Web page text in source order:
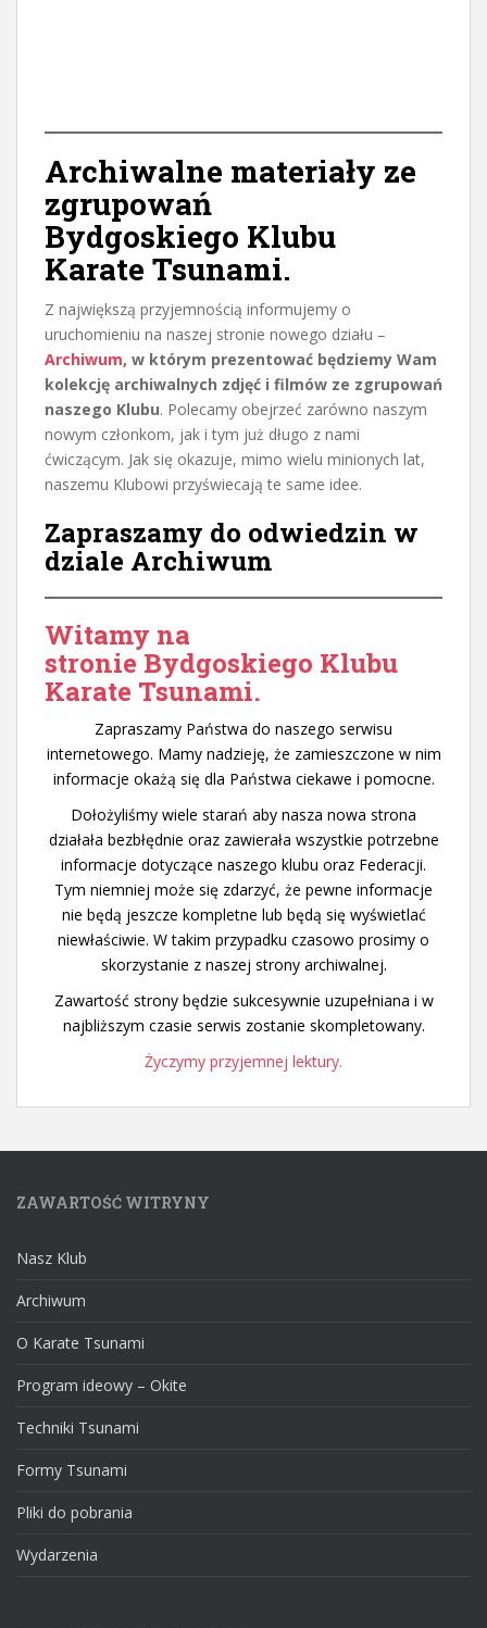
Archiwalne materiały ze
zgrupowań
Bydgoskiego Klubu
Karate Tsunami.
Z największą przyjemnością informujemy o
uruchomieniu na naszej stronie nowego działu –
Archiwum, w którym prezentować będziemy Wam
kolekcję archiwalnych zdjęć i filmów ze zgrupowań
naszego Klubu. Polecamy obejrzeć zarówno naszym
nowym członkom, jak i tym już długo z nami
ćwiczącym. Jak się okazuje, mimo wielu minionych lat,
naszemu Klubowi przyświecają te same idee.
Zapraszamy do odwiedzin w
dziale Archiwum
Witamy na
stronie Bydgoskiego Klubu
Karate Tsunami.
Zapraszamy Państwa do naszego serwisu
internetowego. Mamy nadzieję, że zamieszczone w nim
informacje okażą się dla Państwa ciekawe i pomocne.
Dołożyliśmy wiele starań aby nasza nowa strona
działała bezbłędnie oraz zawierała wszystkie potrzebne
informacje dotyczące naszego klubu oraz Federacji.
Tym niemniej może się zdarzyć, że pewne informacje
nie będą jeszcze kompletne lub będą się wyświetlać
niewłaściwie. W takim przypadku czasowo prosimy o
skorzystanie z naszej strony archiwalnej.
Zawartość strony będzie sukcesywnie uzupełniana i w
najbliższym czasie serwis zostanie skompletowany.
Życzymy przyjemnej lektury.
ZAWARTOŚĆ WITRYNY
Nasz Klub
Archiwum
O Karate Tsunami
Program ideowy – Okite
Techniki Tsunami
Formy Tsunami
Pliki do pobrania
Wydarzenia